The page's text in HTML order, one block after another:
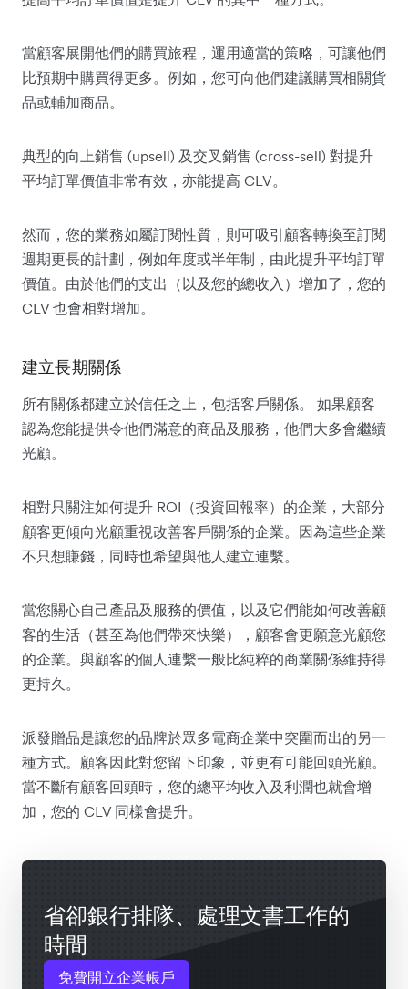
當顧客展開他們的購買旅程，運用適當的策略，可讓他們
比預期中購買得更多。例如，您可向他們建議購買相關貨
品或輔加商品。
典型的向上銷售 (upsell) 及交叉銷售 (cross-sell) 對提升
平均訂單價值非常有效，亦能提高 CLV。
然而，您的業務如屬訂閱性質，則可吸引顧客轉換至訂閱
週期更長的計劃，例如年度或半年制，由此提升平均訂單
價值。由於他們的支出（以及您的總收入）增加了，您的
CLV 也會相對增加。
建立長期關係
所有關係都建立於信任之上，包括客戶關係。 如果顧客
認為您能提供令他們滿意的商品及服務，他們大多會繼續
光顧。
相對只關注如何提升 ROI（投資回報率）的企業，大部分
顧客更傾向光顧重視改善客戶關係的企業。因為這些企業
不只想賺錢，同時也希望與他人建立連繫。
當您關心自己產品及服務的價值，以及它們能如何改善顧
客的生活（甚至為他們帶來快樂），顧客會更願意光顧您
的企業。與顧客的個人連繫一般比純粹的商業關係維持得
更持久。
派發贈品是讓您的品牌於眾多電商企業中突圍而出的另一
種方式。顧客因此對您留下印象，並更有可能回頭光顧。
當不斷有顧客回頭時，您的總平均收入及利潤也就會增
加，您的 CLV 同樣會提升。
省卻銀行排隊、處理文書工作的
時間
免費開立企業帳戶